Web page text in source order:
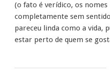
(o fato é verídico, os nomes
completamente sem
pareceu linda como a vida,
estar perto de quem se